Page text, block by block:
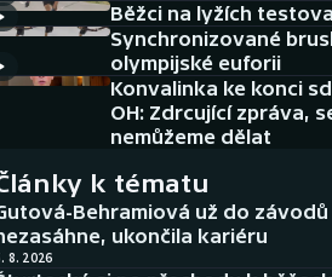
Aplikace ČT sport
AZ kvíz
Běžci na lyžích
Synchronizované
olympijské euforii
Konvalinka ke konci
OH: Zdrcující zpráva,
nemůžeme dělat
k tématu
Behramiová už do závodů
ukončila kariéru
8. 2026